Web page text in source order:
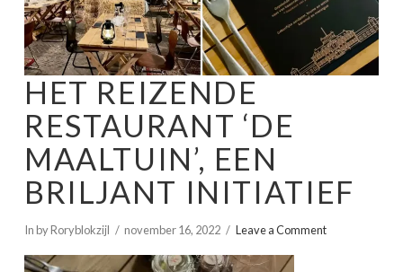
HET REIZENDE
RESTAURANT ‘DE
MAALTUIN’, EEN
BRILJANT INITIATIEF
In by Roryblokzijl november 16, 2022 Leave a Comment